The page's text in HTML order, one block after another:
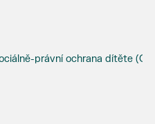
právní ochrana dítěte